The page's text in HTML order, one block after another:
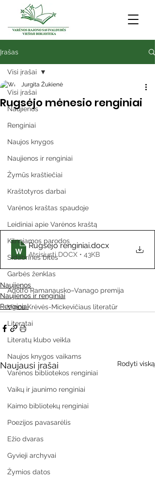
Įrašas
Visi įrašai
Naujienos
Renginiai
Naujos knygos
Naujienos ir renginiai
Žymūs kraštiečiai
Kraštotyros darbai
Varėnos kraštas spaudoje
Leidiniai apie Varėnos kraštą
Kilnojamos parodos
Sidabrinės bitės
Garbės ženklas
Adolfo Ramanausko–Vanago premija
Vinco Krėvės-Mickevičiaus literatūr
Literatai
Literatų klubo veikla
Naujos knygos vaikams
Varėnos bibliotekos renginiai
Vaikų ir jaunimo renginiai
Kaimo bibliotekų renginiai
Poezijos pavasarėlis
Ežio dvaras
Gyvieji archyvai
Žymios datos
Visi įrašai
Rugsėjo mėnesio renginiai
Jurgita Žukienė
Rugsejo renginiai.docx
Atsisiųsti DOCX • 43KB
Naujienos
Naujienos ir renginiai
Renginiai
Naujausi įrašai Rodyti viską